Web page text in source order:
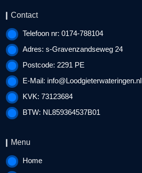
Contact
Telefoon nr: 0174-788104
Adres: s-Gravenzandseweg 24
Postcode: 2291 PE
E-Mail: info@Loodgieterwateringen.nl
KVK: 73123684
BTW: NL859364537B01
Menu
Home